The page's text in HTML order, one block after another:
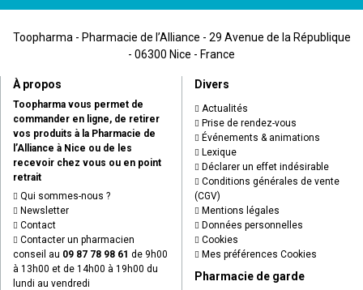
Toopharma - Pharmacie de l’Alliance - 29 Avenue de la République
- 06300 Nice - France
À propos
Toopharma vous permet de
commander en ligne, de retirer
vos produits à la Pharmacie de
l’Alliance à Nice ou de les
recevoir chez vous ou en point
retrait
Qui sommes-nous ?
Newsletter
Contact
Contacter un pharmacien
conseil au 09 87 78 98 61 de 9h00
à 13h00 et de 14h00 à 19h00 du
lundi au vendredi
Divers
Actualités
Prise de rendez-vous
Événements & animations
Lexique
Déclarer un effet indésirable
Conditions générales de vente
(CGV)
Mentions légales
Données personnelles
Cookies
Mes préférences Cookies
Pharmacie de garde